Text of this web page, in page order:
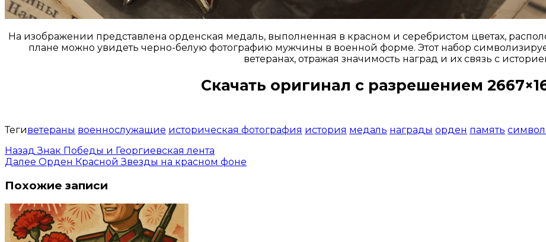
На изображении представлена орденская медаль, выполненная в красном и серебристом цветах,
плане можно увидеть черно-белую фотографию мужчины в военной форме. Этот набор
ветеранах, отражая значимость наград и их связь с
Скачать оригинал с разрешением
Тегиветераны военнослужащие историческая фотография история медаль награды орден память
Назад Знак Победы и Георгиевская лента
Далее Орден Красной Звезды на красном фоне
Похожие записи